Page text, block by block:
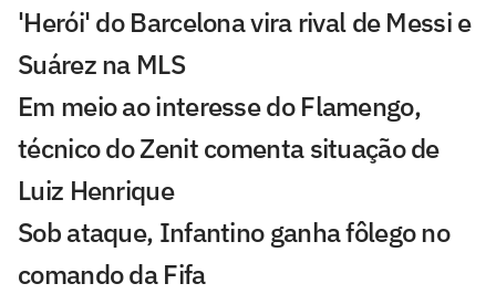
'Herói' do Barcelona vira rival de Messi e
Suárez na MLS
Em meio ao interesse do Flamengo,
técnico do Zenit comenta situação de
Luiz Henrique
Sob ataque, Infantino ganha fôlego no
comando da Fifa